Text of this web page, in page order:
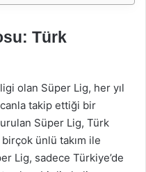
Türk
olan Süper Lig, her yıl
takip ettiği bir
Süper Lig, Türk
ünlü takım ile
Lig, sadece Türkiye’de